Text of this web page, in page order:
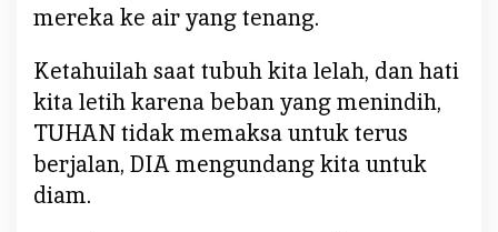
mereka ke air yang tenang.
Ketahuilah saat tubuh kita lelah, dan hati
kita letih karena beban yang menindih,
TUHAN tidak memaksa untuk terus
berjalan, DIA mengundang kita untuk
diam.